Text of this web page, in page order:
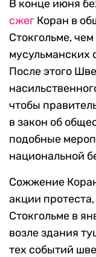
В конце июня
сжег Коран в
Стокгольме,
мусульманских
После этого
чтобы
в закон об
подобные
национальной
Сожжение
акции
Стокгольме в
возле здания
тех событий